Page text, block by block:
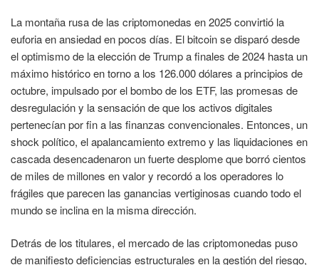
La montaña rusa de las criptomonedas en 2025 convirtió la
euforia en ansiedad en pocos días. El bitcoin se disparó desde
el optimismo de la elección de Trump a finales de 2024 hasta un
máximo histórico en torno a los 126.000 dólares a principios de
octubre, impulsado por el bombo de los ETF, las promesas de
desregulación y la sensación de que los activos digitales
pertenecían por fin a las finanzas convencionales. Entonces, un
shock político, el apalancamiento extremo y las liquidaciones en
cascada desencadenaron un fuerte desplome que borró cientos
de miles de millones en valor y recordó a los operadores lo
frágiles que parecen las ganancias vertiginosas cuando todo el
mundo se inclina en la misma dirección.
Detrás de los titulares, el mercado de las criptomonedas puso
de manifiesto deficiencias estructurales en la gestión del riesgo,